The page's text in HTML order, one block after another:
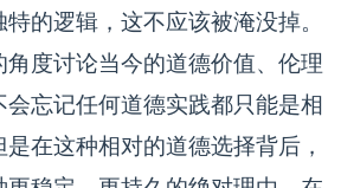
的逻辑，这不应该被淹没掉。
角度讨论当今的道德价值、伦理
忘记任何道德实践都只能是相
在这种相对的道德选择背后，